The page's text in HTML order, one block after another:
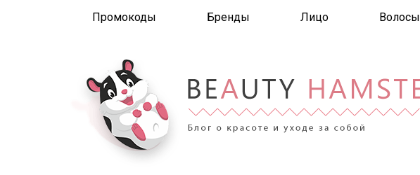
Промокоды Бренды Лицо Волосы